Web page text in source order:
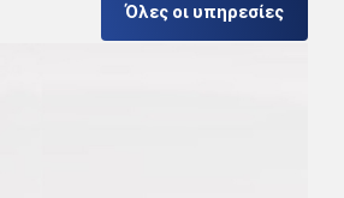
Όλες οι υπηρεσίες